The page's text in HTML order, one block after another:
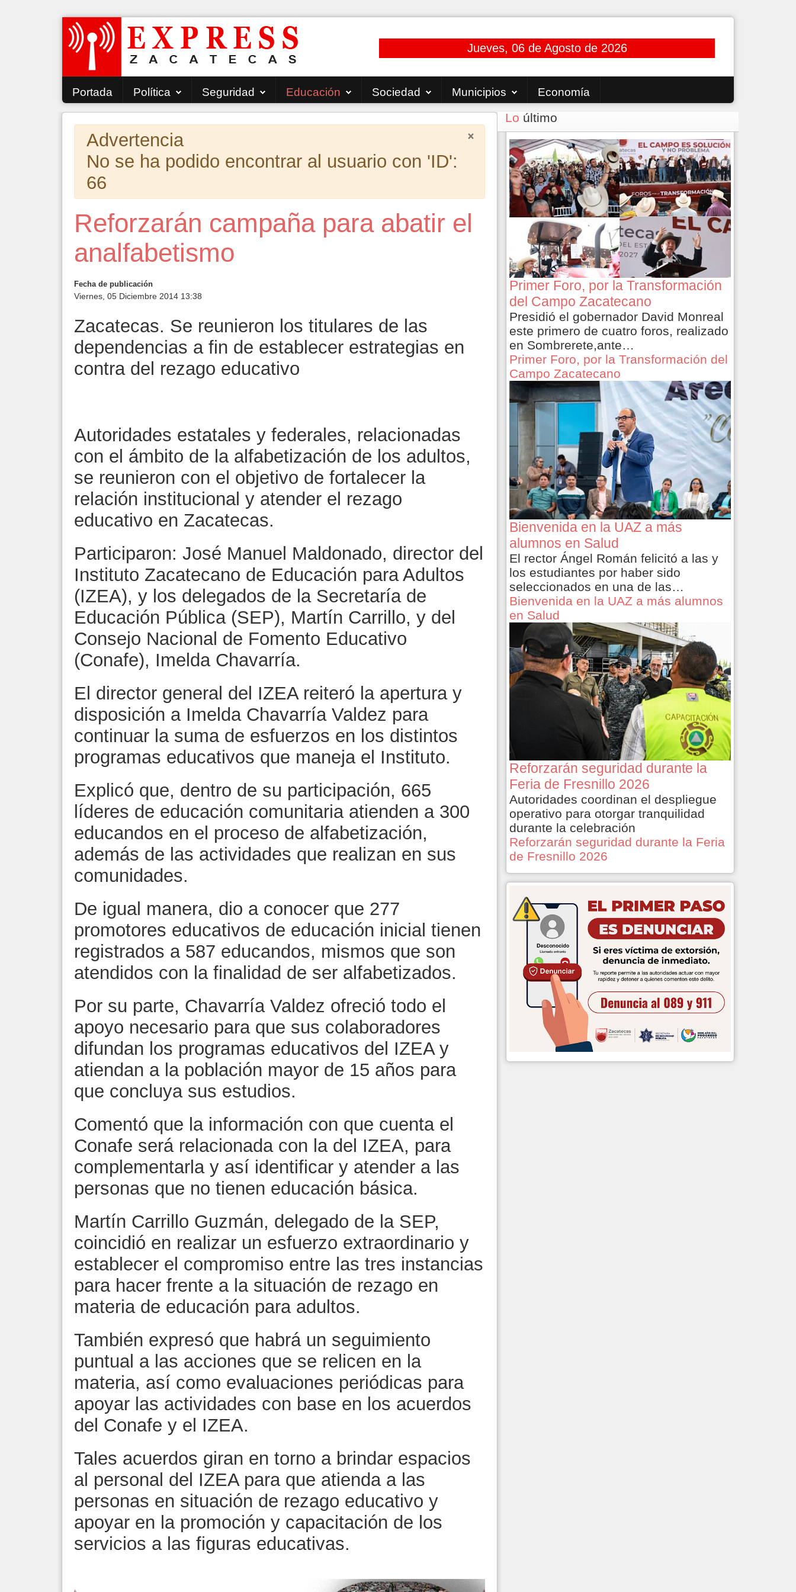
Jueves, 06 de Agosto de 2026
Portada Política Seguridad Educación Sociedad Municipios Economía
×
Advertencia
No se ha podido encontrar al usuario con 'ID':
66
Reforzarán campaña para abatir el
analfabetismo
Fecha de publicación
Viernes, 05 Diciembre 2014 13:38
Zacatecas. Se reunieron los titulares de las
dependencias a fin de establecer estrategias en
contra del rezago educativo
Autoridades estatales y federales, relacionadas
con el ámbito de la alfabetización de los adultos,
se reunieron con el objetivo de fortalecer la
relación institucional y atender el rezago
educativo en Zacatecas.
Participaron: José Manuel Maldonado, director del
Instituto Zacatecano de Educación para Adultos
(IZEA), y los delegados de la Secretaría de
Educación Pública (SEP), Martín Carrillo, y del
Consejo Nacional de Fomento Educativo
(Conafe), Imelda Chavarría.
El director general del IZEA reiteró la apertura y
disposición a Imelda Chavarría Valdez para
continuar la suma de esfuerzos en los distintos
programas educativos que maneja el Instituto.
Explicó que, dentro de su participación, 665
líderes de educación comunitaria atienden a 300
educandos en el proceso de alfabetización,
además de las actividades que realizan en sus
comunidades.
De igual manera, dio a conocer que 277
promotores educativos de educación inicial tienen
registrados a 587 educandos, mismos que son
atendidos con la finalidad de ser alfabetizados.
Por su parte, Chavarría Valdez ofreció todo el
apoyo necesario para que sus colaboradores
difundan los programas educativos del IZEA y
atiendan a la población mayor de 15 años para
que concluya sus estudios.
Comentó que la información con que cuenta el
Conafe será relacionada con la del IZEA, para
complementarla y así identificar y atender a las
personas que no tienen educación básica.
Martín Carrillo Guzmán, delegado de la SEP,
coincidió en realizar un esfuerzo extraordinario y
establecer el compromiso entre las tres instancias
para hacer frente a la situación de rezago en
materia de educación para adultos.
También expresó que habrá un seguimiento
puntual a las acciones que se relicen en la
materia, así como evaluaciones periódicas para
apoyar las actividades con base en los acuerdos
del Conafe y el IZEA.
Tales acuerdos giran en torno a brindar espacios
al personal del IZEA para que atienda a las
personas en situación de rezago educativo y
apoyar en la promoción y capacitación de los
servicios a las figuras educativas.
Lo último
Primer Foro, por la Transformación
del Campo Zacatecano
Presidió el gobernador David Monreal
este primero de cuatro foros, realizado
en Sombrerete,ante…
Primer Foro, por la Transformación del
Campo Zacatecano
Bienvenida en la UAZ a más
alumnos en Salud
El rector Ángel Román felicitó a las y
los estudiantes por haber sido
seleccionados en una de las…
Bienvenida en la UAZ a más alumnos
en Salud
Reforzarán seguridad durante la
Feria de Fresnillo 2026
Autoridades coordinan el despliegue
operativo para otorgar tranquilidad
durante la celebración
Reforzarán seguridad durante la Feria
de Fresnillo 2026